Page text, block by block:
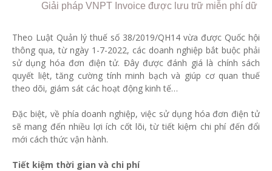
Giải pháp VNPT Invoice được lưu trữ miễn phí dữ
Theo Luật Quản lý thuế số 38/2019/QH14 vừa được Quốc hội
thông qua, từ ngày 1-7-2022, các doanh nghiệp bắt buộc phải
sử dụng hóa đơn điện tử. Đây được đánh giá là chính sách
quyết liệt, tăng cường tính minh bạch và giúp cơ quan thuế
theo dõi, giám sát các hoạt động kinh tế…
Đặc biệt, về phía doanh nghiệp, việc sử dụng hóa đơn điện tử
sẽ mang đến nhiều lợi ích cốt lõi, từ tiết kiệm chi phí đến đổi
mới cách thức vận hành.
Tiết kiệm thời gian và chi phí